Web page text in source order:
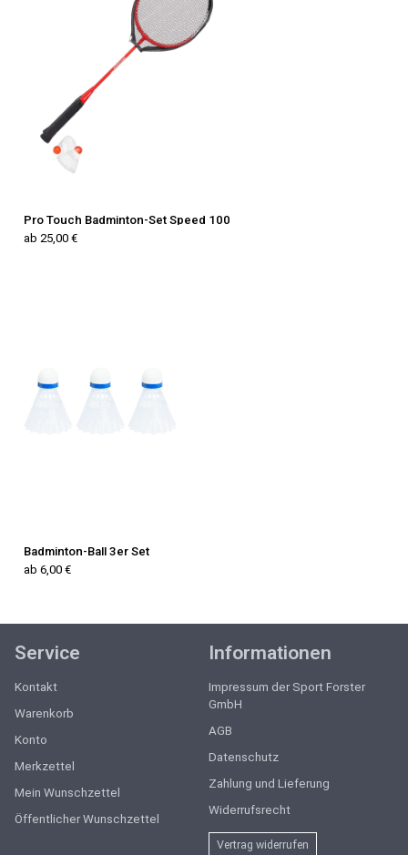
Pro Touch Badminton-Set Speed 100
ab 25,00 €
Badminton-Ball 3er Set
ab 6,00 €
Service
Kontakt
Warenkorb
Konto
Merkzettel
Mein Wunschzettel
Öffentlicher Wunschzettel
Informationen
Impressum der Sport Forster
GmbH
AGB
Datenschutz
Zahlung und Lieferung
Widerrufsrecht
Vertrag widerrufen